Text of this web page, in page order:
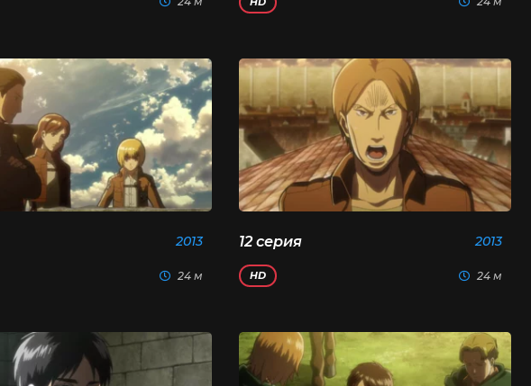
2013
24 м
12 серия 2013
HD 24 м